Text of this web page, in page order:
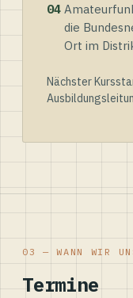
04
die
Ort im
Nächster
03 — WANN WIR
Termine